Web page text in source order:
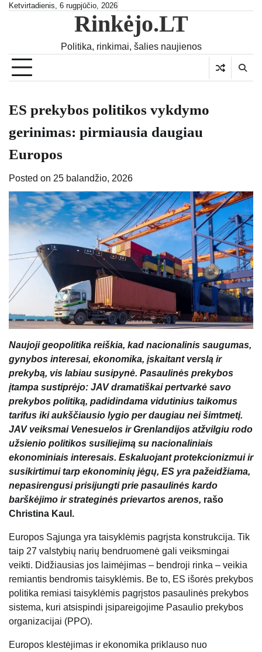
SkipKetvirtadienis, 6 rugpjūčio, 2026
Rinkėjo.LT
Politika, rinkimai, šalies naujienos
ES prekybos politikos vykdymo
gerinimas: pirmiausia daugiau
Europos
Posted on 25 balandžio, 2026
Naujoji geopolitika reiškia, kad nacionalinis saugumas,
gynybos interesai, ekonomika, įskaitant verslą ir
prekybą, vis labiau susipynė. Pasaulinės prekybos
įtampa sustiprėjo: JAV dramatiškai pertvarkė savo
prekybos politiką, padidindama vidutinius taikomus
tarifus iki aukščiausio lygio per daugiau nei šimtmetį.
JAV veiksmai Venesuelos ir Grenlandijos atžvilgiu rodo
užsienio politikos susiliejimą su nacionaliniais
ekonominiais interesais. Eskaluojant protekcionizmui ir
susikirtimui tarp ekonominių jėgų, ES yra pažeidžiama,
nepasirengusi prisijungti prie pasaulinės kardo
barškėjimo ir strateginės prievartos arenos, rašo
Christina Kaul.
Europos Sąjunga yra taisyklėmis pagrįsta konstrukcija. Tik
taip 27 valstybių narių bendruomenė gali veiksmingai
veikti. Didžiausias jos laimėjimas – bendroji rinka – veikia
remiantis bendromis taisyklėmis. Be to, ES išorės prekybos
politika remiasi taisyklėmis pagrįstos pasaulinės prekybos
sistema, kuri atsispindi įsipareigojime Pasaulio prekybos
organizacijai (PPO).
Europos klestėjimas ir ekonomika priklauso nuo